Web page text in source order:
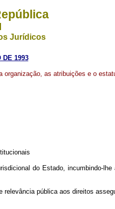
Jurídicos
DE 1993
organização, as atribuições e o
do Estado, incumbindo-
pública aos direitos